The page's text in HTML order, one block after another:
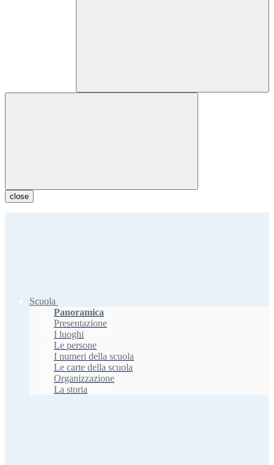
close
Scuola
Panoramica
Presentazione
I luoghi
Le persone
I numeri della scuola
Le carte della scuola
Organizzazione
La storia